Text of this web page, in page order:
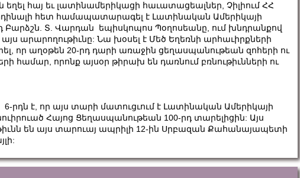
հայ եւ լատինամերիկացի հաւատացեալներ, Չիլիում ՀՀ
հետ համապատարագել է Լատինական Ամերիկայի
Բարձշն. Տ. Վարդան եպիսկոպոս Պօղոսեանը, ում խնդրանքով
այս արարողութիւնը: Նա խօսել է Մեծ Եղեռնի արհաւիրքների
որ աղօթեն 20-րդ դարի առաջին ցեղասպանութեան զոհերի ու
համար, որոնք այսօր թիրախ են դառնում բռնութիւնների ու
րդն է, որ այս տարի մատուցւում է Լատինական Ամերիկայի
Հայոց Ցեղասպանութեան 100-րդ տարելիցին: Այս
են այս տարուայ ապրիլի 12-ին Սրբազան Քահանայապետի